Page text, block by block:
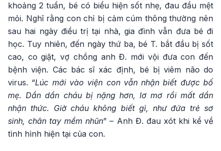
khoảng 2 tuần, bé có biểu hiện sốt nhẹ, đau đầu mệt
mỏi. Nghĩ rằng con chỉ bị cảm cúm thông thường nên
sau hai ngày điều trị tại nhà, gia đình vẫn đưa bé đi
học. Tuy nhiên, đến ngày thứ ba, bé T. bắt đầu bị sốt
cao, co giật, vợ chồng anh Đ. mới vội đưa con đến
bệnh viện. Các bác sĩ xác định, bé bị viêm não do
virus. “Lúc mới vào viện con vẫn nhận biết được bố
mẹ. Dần dần cháu bị nặng hơn, lơ mơ rồi mất dần
nhận thức. Giờ cháu không biết gì, như đứa trẻ sơ
sinh, chân tay mềm nhũn” – Anh Đ. đau xót khi kể về
tình hình hiện tại của con.